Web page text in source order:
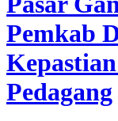
Pemkab
Pedagang